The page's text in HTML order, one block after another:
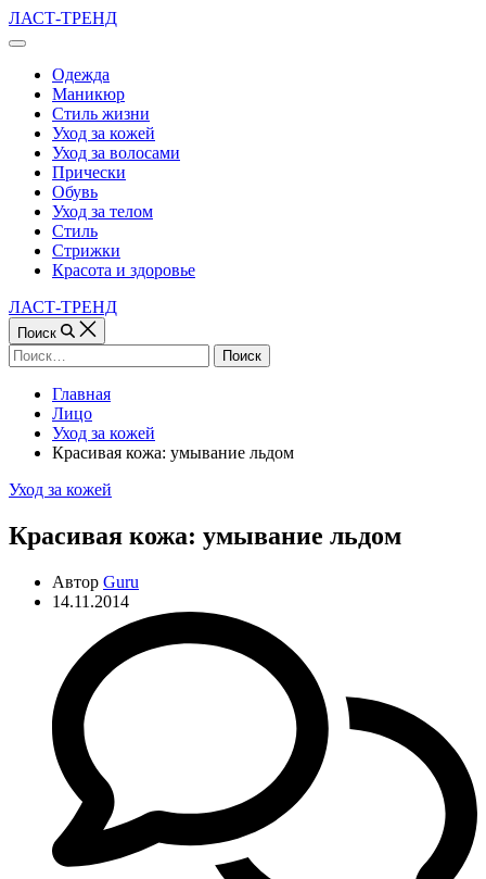
Перейти
к
ЛАСТ-ТРЕНД
Вне
холстаОдежда
Маникюр
Стиль жизни
Уход за кожей
Уход за волосами
Прически
Обувь
Уход за телом
Стиль
Стрижки
Красота и здоровье
ЛАСТ-ТРЕНД
Поиск
Найти:
Главная
Лицо
Уход за кожей
Красивая кожа: умывание льдом
Рубрики
Уход за кожей
Красивая кожа: умывание льдом
Автор Guru
14.11.2014